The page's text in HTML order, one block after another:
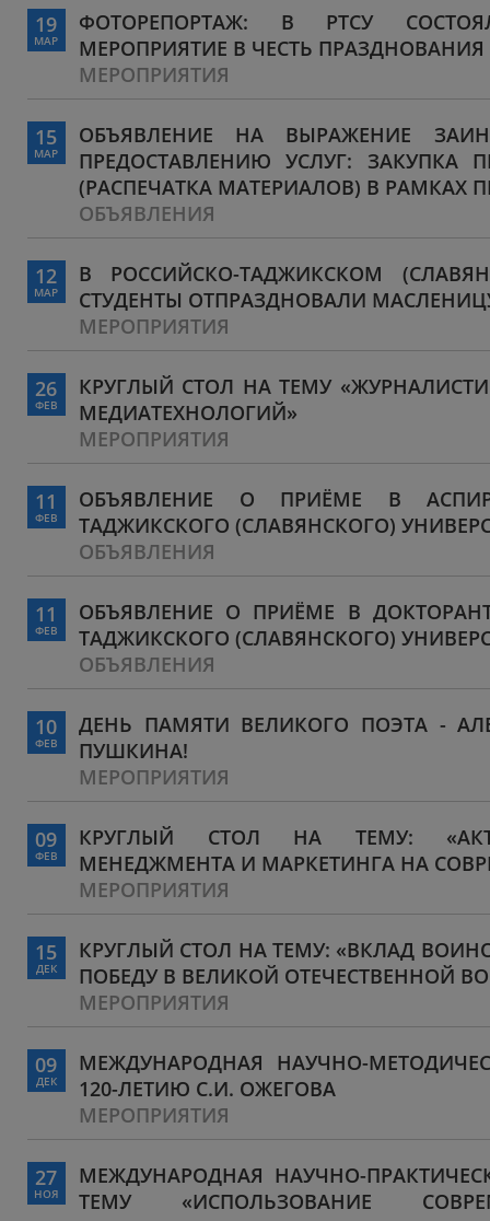
19
МАР
ФОТОРЕПОРТАЖ: В РТСУ
МЕРОПРИЯТИЕ В ЧЕСТЬ ПРАЗДНОВАНИЯ
МЕРОПРИЯТИЯ
15
МАР
ОБЪЯВЛЕНИЕ НА ВЫРАЖЕНИЕ
ПРЕДОСТАВЛЕНИЮ УСЛУГ: ЗАКУПКА
(РАСПЕЧАТКА МАТЕРИАЛОВ) В РАМКАХ
ОБЪЯВЛЕНИЯ
12
МАР
В РОССИЙСКО-ТАДЖИКСКОМ
СТУДЕНТЫ ОТПРАЗДНОВАЛИ
МЕРОПРИЯТИЯ
26
ФЕВ
КРУГЛЫЙ СТОЛ НА ТЕМУ
МЕДИАТЕХНОЛОГИЙ»
МЕРОПРИЯТИЯ
11
ФЕВ
ОБЪЯВЛЕНИЕ О ПРИЁМЕ В
ТАДЖИКСКОГО (СЛАВЯНСКОГО)
ОБЪЯВЛЕНИЯ
11
ФЕВ
ОБЪЯВЛЕНИЕ О ПРИЁМЕ В
ТАДЖИКСКОГО (СЛАВЯНСКОГО)
ОБЪЯВЛЕНИЯ
10
ФЕВ
ДЕНЬ ПАМЯТИ ВЕЛИКОГО ПОЭТА -
ПУШКИНА!
МЕРОПРИЯТИЯ
09
ФЕВ
КРУГЛЫЙ СТОЛ НА ТЕМУ:
МЕНЕДЖМЕНТА И МАРКЕТИНГА НА
МЕРОПРИЯТИЯ
15
ДЕК
КРУГЛЫЙ СТОЛ НА ТЕМУ: «ВКЛАД
ПОБЕДУ В ВЕЛИКОЙ ОТЕЧЕСТВЕННОЙ
МЕРОПРИЯТИЯ
09
ДЕК
МЕЖДУНАРОДНАЯ НАУЧНО-
120-ЛЕТИЮ С.И. ОЖЕГОВА
МЕРОПРИЯТИЯ
27
НОЯ
МЕЖДУНАРОДНАЯ НАУЧНО-
ТЕМУ «ИСПОЛЬЗОВАНИЕ